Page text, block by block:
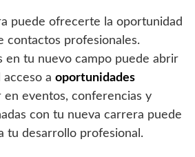
puede ofrecerte la oportunidad
contactos profesionales.
en tu nuevo campo puede abrir
a oportunidades
en eventos, conferencias y
con tu nueva carrera puede
tu desarrollo profesional.